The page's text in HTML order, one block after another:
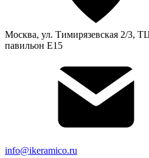
Москва, ул. Тимирязевская 2/3,
павильон Е15
info@ikeramico.ru